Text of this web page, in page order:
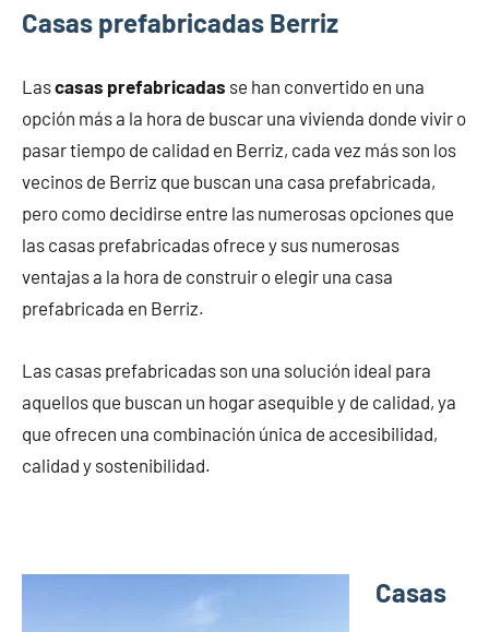
Casas prefabricadas Berriz
Lascasas prefabricadas se han convertido en una
opción más a la hora de buscar una vivienda donde vivir o
pasar tiempo de calidad en Berriz, cada vez más son los
vecinos de Berriz que buscan una casa prefabricada,
pero como decidirse entre las numerosas opciones que
las casas prefabricadas ofrece y sus numerosas
ventajas a la hora de construir o elegir una casa
prefabricada en Berriz.
Las casas prefabricadas son una solución ideal para
aquellos que buscan un hogar asequible y de calidad, ya
que ofrecen una combinación única de accesibilidad,
calidad y sostenibilidad.
Casas